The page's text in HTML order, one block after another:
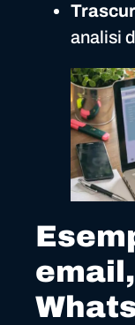
analisi
email,